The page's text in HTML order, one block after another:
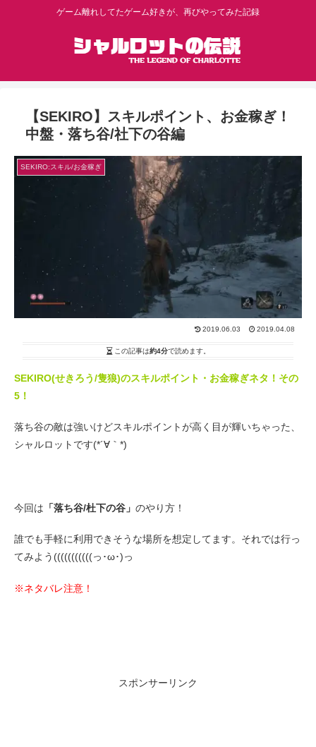
ゲーム離れしてたゲーム好きが、再びやってみた記録
【SEKIRO】スキルポイント、お金稼ぎ！
中盤・落ち谷/社下の谷編
SEKIRO:スキル/お金稼ぎ
2019.06.03 2019.04.08
この記事は約4分で読めます。
SEKIRO(せきろう/隻狼)のスキルポイント・お金稼ぎネタ！その
5！
落ち谷の敵は強いけどスキルポイントが高く目が輝いちゃった、
シャルロットです(*´∀｀*)
今回は 「落ち谷/杜下の谷」 のやり方！
誰でも手軽に利用できそうな場所を想定してます。それでは行っ
てみよう(((((((((((っ･ω･)っ
※ネタバレ注意！
スポンサーリンク